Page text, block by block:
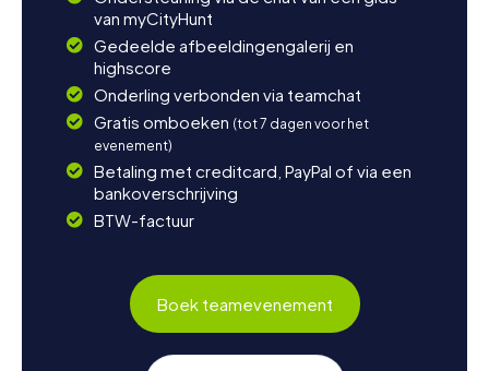
van myCityHunt
Gedeelde afbeeldingengalerij en
highscore
Onderling verbonden via teamchat
Gratis omboeken (tot 7 dagen voor het
evenement)
Betaling met creditcard, PayPal of via een
bankoverschrijving
BTW-factuur
Boek teamevenement